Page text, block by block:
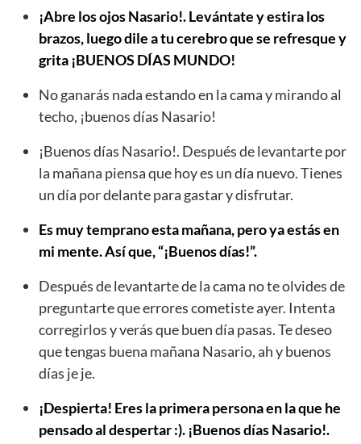
¡Abre los ojos Nasario!. Levántate y estira los
brazos, luego dile a tu cerebro que se refresque y
grita ¡BUENOS DÍAS MUNDO!
No ganarás nada estando en la cama y mirando al
techo, ¡buenos días Nasario!
¡Buenos días Nasario!. Después de levantarte por
la mañana piensa que hoy es un día nuevo. Tienes
un día por delante para gastar y disfrutar.
Es muy temprano esta mañana, pero ya estás en
mi mente. Así que, “¡Buenos días!”.
Después de levantarte de la cama no te olvides de
preguntarte que errores cometiste ayer. Intenta
corregirlos y verás que buen día pasas. Te deseo
que tengas buena mañana Nasario, ah y buenos
días je je.
¡Despierta! Eres la primera persona en la que he
pensado al despertar :). ¡Buenos días Nasario!.